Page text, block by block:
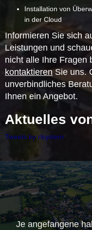
Installation von
in der Cloud
Informieren Sie sich
Leistungen und
nicht alle Ihre Fragen
kontaktierenSie uns.
unverbindliches
Ihnen ein Angebot.
Aktuelles
Tweets by rlsystem
Je angefangene